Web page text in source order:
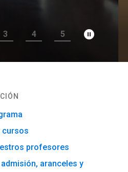
3 4 5 pause_circle_filled
cursos
profesores
aranceles y